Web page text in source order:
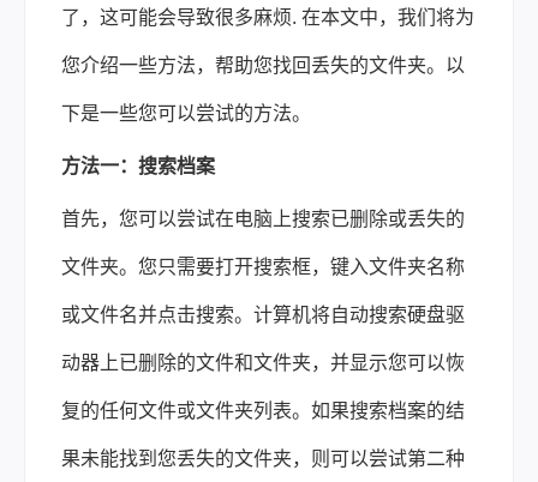
载 |
了，这可能会导致很多麻烦. 在本文中，我们将为
您介绍一些方法，帮助您找回丢失的文件夹。以
下是一些您可以尝试的方法。
方法一：搜索档案
首先，您可以尝试在电脑上搜索已删除或丢失的
文件夹。您只需要打开搜索框，键入文件夹名称
或文件名并点击搜索。计算机将自动搜索硬盘驱
动器上已删除的文件和文件夹，并显示您可以恢
复的任何文件或文件夹列表。如果搜索档案的结
果未能找到您丢失的文件夹，则可以尝试第二种